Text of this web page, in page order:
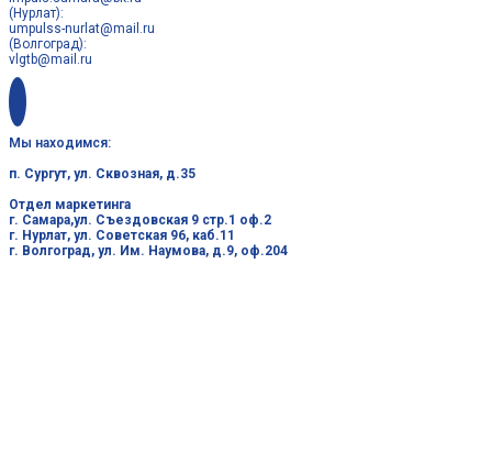
(Нурлат):
umpulss-nurlat@mail.ru
(Волгоград):
vlgtb@mail.ru
Мы находимся:
п. Сургут, ул. Сквозная, д.35
Отдел маркетинга
г. Самара,ул. Съездовская 9 стр.1 оф.2
г. Нурлат, ул. Советская 96, каб.11
г. Волгоград, ул. Им. Наумова, д.9, оф.204